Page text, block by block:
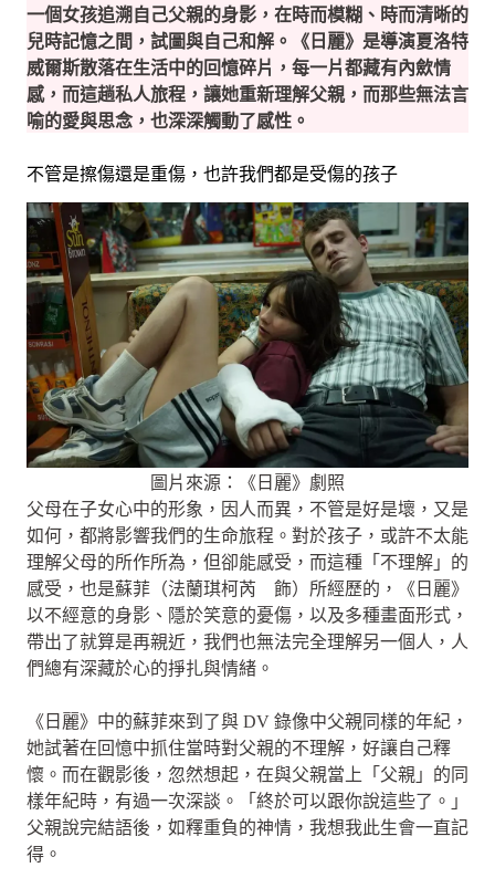
一個女孩追溯自己父親的身影，在時而模糊、時而清晰的
兒時記憶之間，試圖與自己和解。《日麗》是導演夏洛特
威爾斯散落在生活中的回憶碎片，每一片都藏有內歛情
感，而這趟私人旅程，讓她重新理解父親，而那些無法言
喻的愛與思念，也深深觸動了感性。
不管是擦傷還是重傷，也許我們都是受傷的孩子
圖片來源：《日麗》劇照
父母在子女心中的形象，因人而異，不管是好是壞，又是
如何，都將影響我們的生命旅程。對於孩子，或許不太能
理解父母的所作所為，但卻能感受，而這種「不理解」的
感受，也是蘇菲（法蘭琪柯芮 飾）所經歷的，《日麗》
以不經意的身影、隱於笑意的憂傷，以及多種畫面形式，
帶出了就算是再親近，我們也無法完全理解另一個人，人
們總有深藏於心的掙扎與情緒。
《日麗》中的蘇菲來到了與 DV 錄像中父親同樣的年紀，
她試著在回憶中抓住當時對父親的不理解，好讓自己釋
懷。而在觀影後，忽然想起，在與父親當上「父親」的同
樣年紀時，有過一次深談。「終於可以跟你說這些了。」
父親說完結語後，如釋重負的神情，我想我此生會一直記
得。